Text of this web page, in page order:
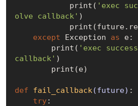
            print(
'exec
olve callback' )
except Exception as e:
        print(
'exec
callback' )
def fail_callback (future) :
try: